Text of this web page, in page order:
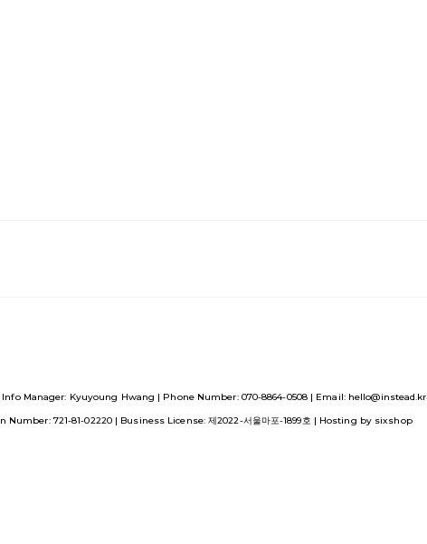
Manager: Kyuyoung Hwang | Phone Number: 070-8864-0508 | Email: hello@instead.kr
Number: 721-81-02220| Business License:제2022-서울마포-1899호 | Hosting by sixshop